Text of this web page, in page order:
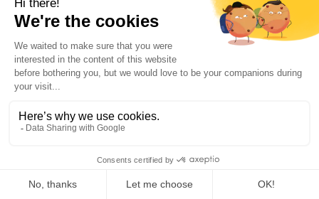
Fabriqué en Europe
DPO Désigné
À propos de nous
Carrières
Politique de confidentialité